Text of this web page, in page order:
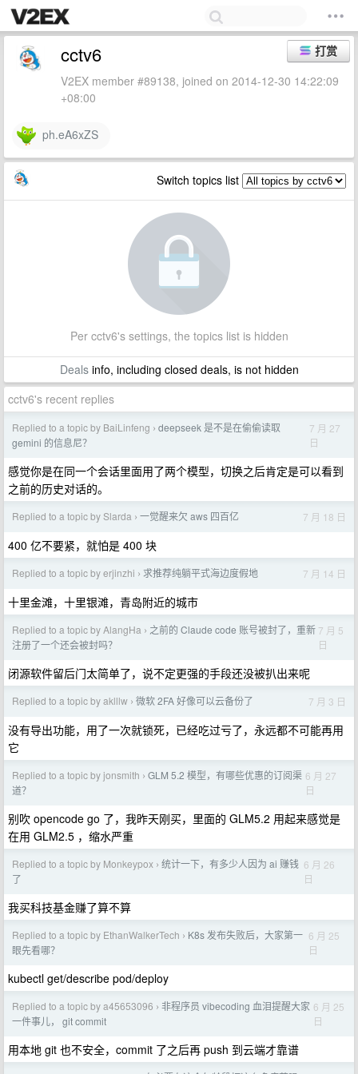
打赏
cctv6
V2EX member #89138, joined on 2014-12-30 14:22:09
+08:00
ph.eA6xZS
Switch topics list
Per cctv6's settings, the topics list is hidden
Dealsinfo, including closed deals, is not hidden
cctv6's recent replies
Replied to a topic by BaiLinfeng › deepseek 是不是在偷偷读取
gemini 的信息尼？
7 月 27
日
感觉你是在同一个会话里面用了两个模型，切换之后肯定是可以看到
之前的历史对话的。
Replied to a topic by Slarda › 一觉醒来欠 aws 四百亿 7 月 18 日
400 亿不要紧，就怕是 400 块
Replied to a topic by erjinzhi › 求推荐纯躺平式海边度假地 7 月 14 日
十里金滩，十里银滩，青岛附近的城市
Replied to a topic by AlangHa › 之前的 Claude code 账号被封了，重新
注册了一个还会被封吗？
7 月 5
日
闭源软件留后门太简单了，说不定更强的手段还没被扒出来呢
Replied to a topic by aklllw › 微软 2FA 好像可以云备份了 7 月 3 日
没有导出功能，用了一次就锁死，已经吃过亏了，永远都不可能再用
它
Replied to a topic by jonsmith › GLM 5.2 模型，有哪些优惠的订阅渠
道？
6 月 27
日
别吹 opencode go 了，我昨天刚买，里面的 GLM5.2 用起来感觉是
在用 GLM2.5 ，缩水严重
Replied to a topic by Monkeypox › 统计一下，有多少人因为 ai 赚钱
了
6 月 26
日
我买科技基金赚了算不算
Replied to a topic by EthanWalkerTech › K8s 发布失败后，大家第一
眼先看哪？
6 月 25
日
kubectl get/describe pod/deploy
Replied to a topic by a45653096 › 非程序员 vibecoding 血泪提醒大家
一件事儿， git commit
6 月 25
日
用本地 git 也不安全，commit 了之后再 push 到云端才靠谱